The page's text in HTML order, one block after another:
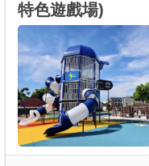
特色遊戲場)